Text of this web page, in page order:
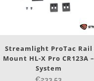
Product IP-X waarden
Ja (11)
Streamlight ProTac Rail
Mount HL-X Pro CR123A –
System